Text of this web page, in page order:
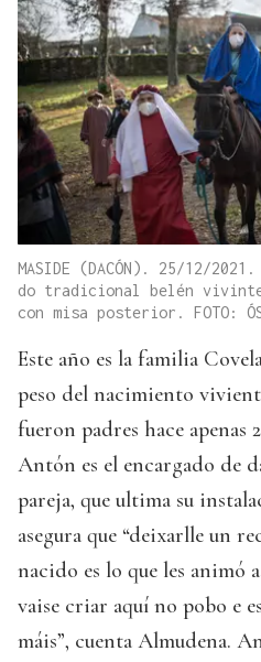
MASIDE (DACÓN). 25/12/
do tradicional belén
con misa posterior. FOTO:
Este año es la familia
peso del nacimiento
fueron padres hace apenas
Antón es el encargado de
pareja, que ultima su
asegura que “deixarlle un
nacido es lo que les animó
vaise criar aquí no pobo e
máis”, cuenta Almudena.